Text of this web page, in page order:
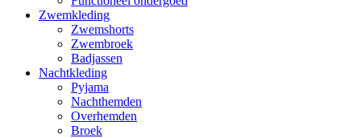
Zwemkleding
Zwemshorts
Zwembroek
Badjassen
Nachtkleding
Pyjama
Nachthemden
Overhemden
Broek